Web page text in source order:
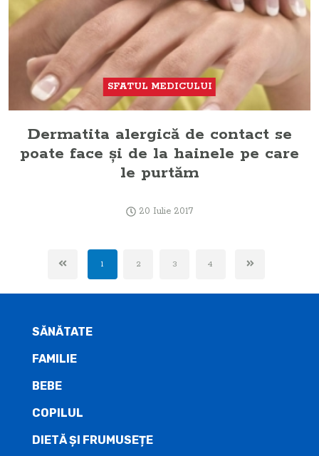
SFATUL MEDICULUI
Dermatita alergică de contact se
poate face şi de la hainele pe care
le purtăm
20 Iulie 2017
1 2 3 4
SĂNĂTATE
FAMILIE
BEBE
COPILUL
DIETĂ ŞI FRUMUSEȚE